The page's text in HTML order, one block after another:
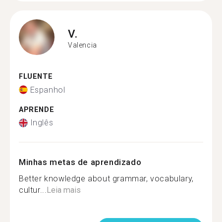
V.
Valencia
FLUENTE
Espanhol
APRENDE
Inglês
Minhas metas de aprendizado
Better knowledge about grammar, vocabulary,
cultur...Leia mais